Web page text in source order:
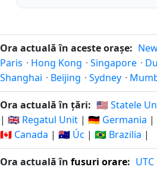
Ora actuală în aceste orașe:
Paris · Hong Kong · Singapore ·
Shanghai · Beijing · Sydney ·
Ora actuală în țări: 🇺🇸 Statele
| 🇬🇧 Regatul Unit | 🇩🇪 Germania |
🇨🇦 Canada | 🇦🇺 Úc | 🇧🇷 Brazilia |
Ora actuală în fusuri orare: UTC